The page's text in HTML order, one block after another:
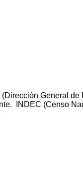
General de
INDEC (Censo